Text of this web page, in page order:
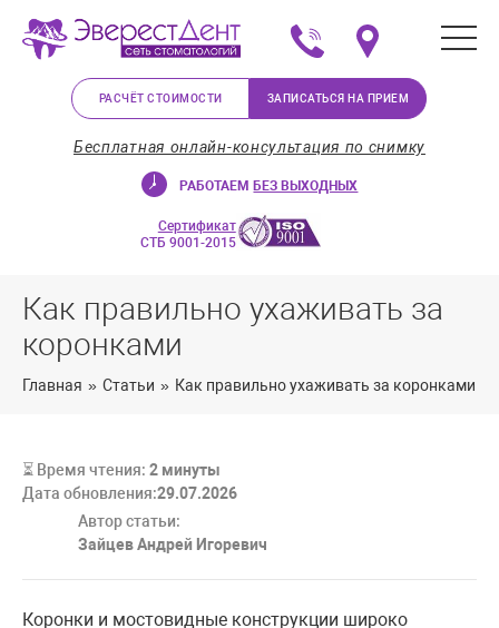
+375 (29) 623-72-37
Мы на карте в
РАСЧЁТ СТОИМОСТИ ЗАПИСАТЬСЯ НА ПРИЕМ
Бесплатная онлайн-консультация по снимку
Сертификат
СТБ 9001-2015
РАБОТАЕМБЕЗ ВЫХОДНЫХ
Как правильно ухаживать за
коронками
Главная » Статьи » Как правильно ухаживать за коронками
⏳ Время чтения: 2 минуты
Дата обновления:29.07.2026
Автор статьи:
Зайцев Андрей Игоревич
Коронки и мостовидные конструкции широко